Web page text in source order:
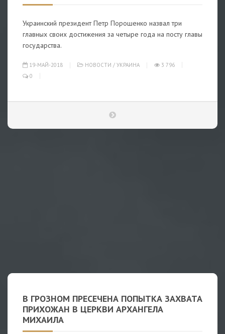
Украинский президент Петр Порошенко назвал три
главных своих достижения за четыре года на посту главы
государства.
19-МАЙ-2018 НОВОСТИ / УКРАИНА
3 796
0
В ГРОЗНОМ ПРЕСЕЧЕНА ПОПЫТКА ЗАХВАТА
ПРИХОЖАН В ЦЕРКВИ АРХАНГЕЛА
МИХАИЛА